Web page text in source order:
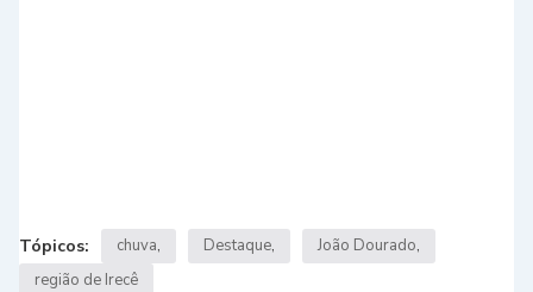
Tópicos: chuva Destaque
João Dourado
região de Irecê